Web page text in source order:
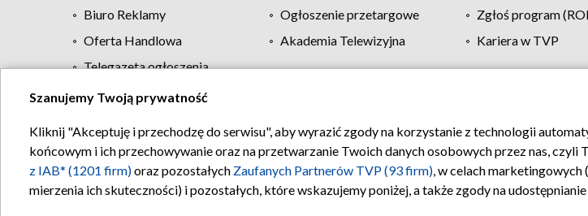
Biuro Reklamy
Ogłoszenie przetargowe Zgłoś program
Oferta Handlowa
Akademia Telewizyjna Kariera w TVP
Telegazeta ogłoszenia
Regulamin TVP Polityka prywatności Moje zgody
Szanujemy Twoją prywatność
Kliknij "Akceptuję i przechodzę do serwisu", aby wyrazić zgody na korzystanie z technologii
końcowym i ich przechowywanie oraz na przetwarzanie Twoich danych osobowych przez nas, czyli
z IAB* (1201 firm)oraz pozostałych Zaufanych Partnerów TVP (93 firm), w celach
mierzenia ich skuteczności) i pozostałych, które wskazujemy poniżej, a także zgody na